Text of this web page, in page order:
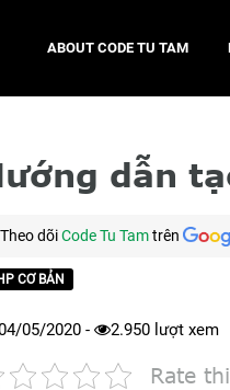
ABOUT CODE TU TAM
dẫn
Theo dõiCode Tu Tamtrên
CƠ BẢN
05/2020 - 2.950 lượt xem
Rate